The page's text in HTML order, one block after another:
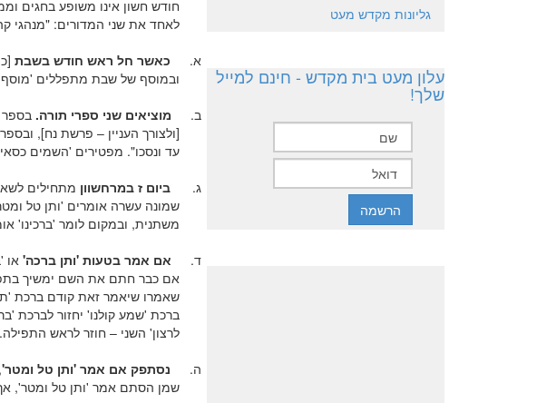
חודש חשון אינו משופע בחגים
לאחד את שני המדורים: "מנהגי
א.
כאשר חל ראש חודש בשבת
ובמוסף של שבת מתפללים 'מוסף
ב.
מוציאים שני ספרי תורה.
[ולצורך העניין – פרשת נח],
עד ונסכו". מפטירים 'השמים
ג.
ביום ז במרחשוון מתחילים
שמונה עשרה אומרים 'ותן טל
משתנית, ובמקום לומר 'ברכינו'
ד.
אם אמר בטעות 'ותן ברכה' או
אם כבר חתם את השם ימשיך
שאמרו שיאמר זאת קודם ברכת
ברכת 'שמע קולנו' יחזור לברכת
לרצון' השני – חוזר לראש התפילה.
ה.
נסתפק אם אמר 'ותן טל ומטר'
שמן הסתם אמר 'ותן טל ומטר',
גליונות מקדש מעט
עלון מעט בית מקדש - חינם למייל
שלך!